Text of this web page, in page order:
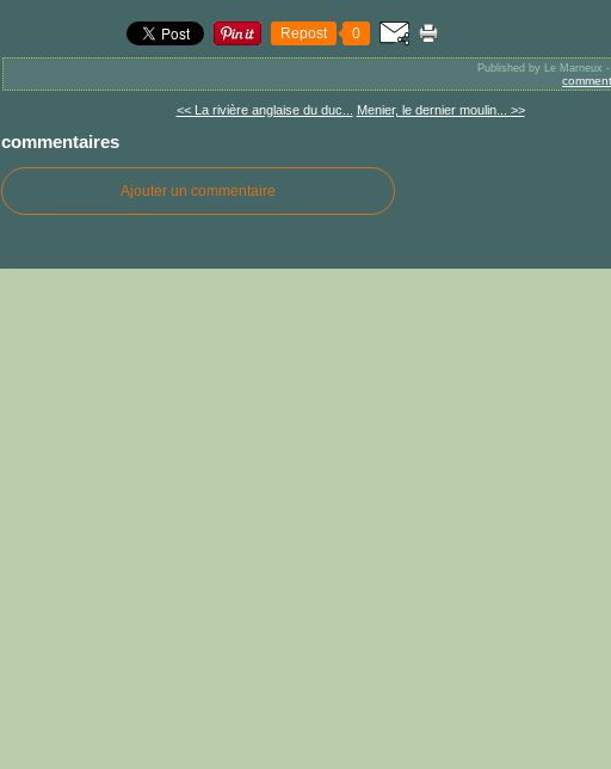
Repost 0
Published by Le Marneux -
<< La rivière anglaise du duc... Menier, le dernier moulin... >>
commentaires
Ajouter un commentaire